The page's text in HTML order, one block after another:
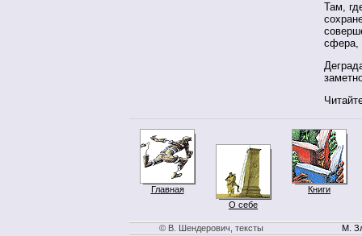
Там,
сфера,
Главная
О себе
Книги
© В. Шендерович, тексты М.